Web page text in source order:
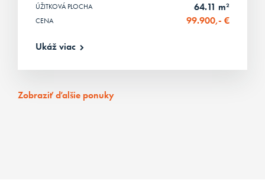
ÚŽITKOVÁ PLOCHA 64.11 m²
CENA 99.900,- €
Ukáž viac
Zobraziť ďalšie ponuky